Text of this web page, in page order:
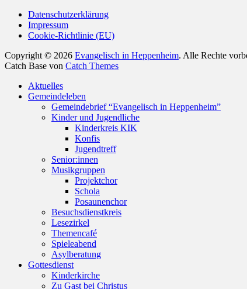
Datenschutzerklärung
Impressum
Cookie-Richtlinie (EU)
Copyright © 2026 Evangelisch in Heppenheim. Alle Rechte
Catch Base von Catch Themes
oben
scrollen
Aktuelles
Gemeindeleben
Gemeindebrief “Evangelisch in Heppenheim”
Kinder und Jugendliche
Kinderkreis KIK
Konfis
Jugendtreff
Senior:innen
Musikgruppen
Projektchor
Schola
Posaunenchor
Besuchsdienstkreis
Lesezirkel
Themencafé
Spieleabend
Asylberatung
Gottesdienst
Kinderkirche
Zu Gast bei Christus